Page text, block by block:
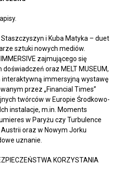
Staszczyszyn i Kuba Matyka – duet
sztuki nowych mediów.
zajmującego się
oraz MELT MUSEUM,
immersyjną wystawę
przez „Financial Times”
twórców w Europie Środkowo-
instalacje, m.in. Moments
w Paryżu czy Turbulence
oraz w Nowym Jorku
uznanie.
KORZYSTANIA